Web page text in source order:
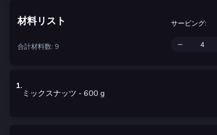
材料リスト
合計材料数: 9
サービング:
1.
ミックスナッツ - 600 g